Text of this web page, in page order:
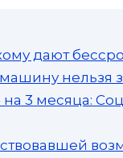
дают
нельзя
на 3 месяца: